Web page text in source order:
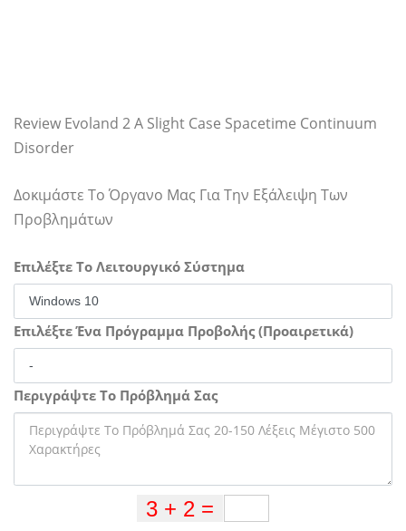
Review Evoland 2 A Slight Case Spacetime Continuum
Disorder
Δοκιμάστε Το Όργανο Μας Για Την Εξάλειψη Των
Προβλημάτων
Επιλέξτε Το Λειτουργικό Σύστημα
Επιλέξτε Ένα Πρόγραμμα Προβολής (Προαιρετικά)
Περιγράψτε Το Πρόβλημά Σας